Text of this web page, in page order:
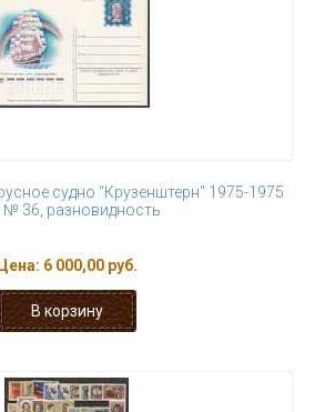
судно "Крузенштерн" 1975-1975
№ 36, разновидность
Цена: 6 000,00 руб.